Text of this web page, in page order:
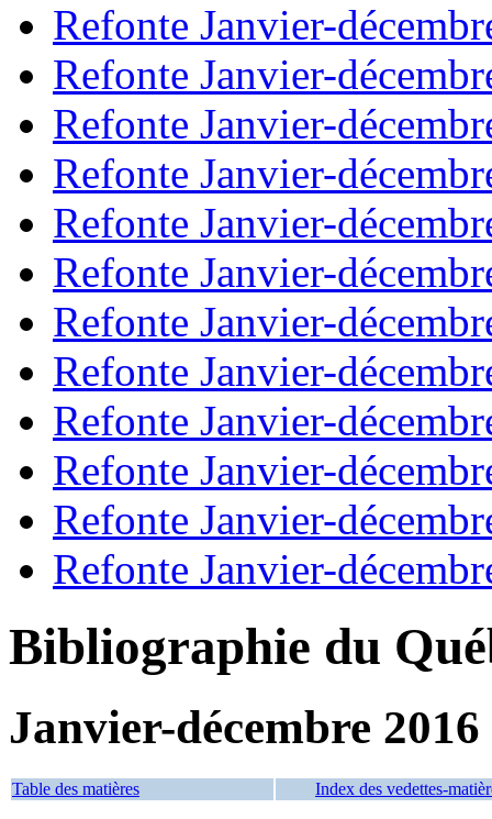
Refonte Janvier-
Refonte Janvier-
Refonte Janvier-
Refonte Janvier-
Refonte Janvier-
Refonte Janvier-
Refonte Janvier-
Refonte Janvier-
Refonte Janvier-
Refonte Janvier-
Refonte Janvier-
Refonte Janvier-
Bibliographie du
Janvier-décembre 2016
Table des matières Index des vedettes-